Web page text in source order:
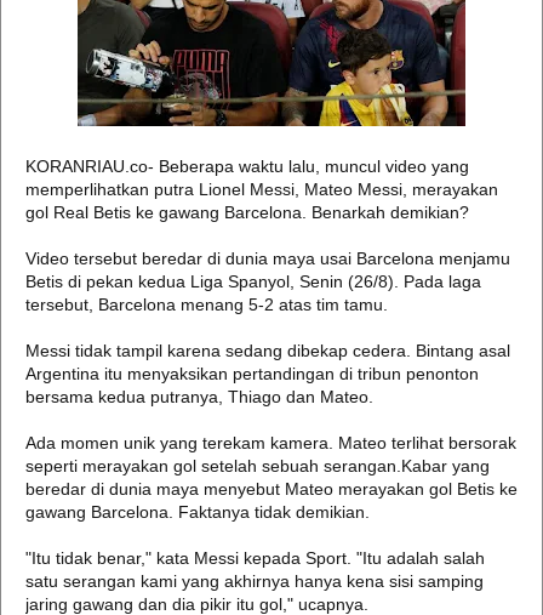
KORANRIAU.co- Beberapa waktu lalu, muncul video yang
memperlihatkan putra Lionel Messi, Mateo Messi, merayakan
gol Real Betis ke gawang Barcelona. Benarkah demikian?
Video tersebut beredar di dunia maya usai Barcelona menjamu
Betis di pekan kedua Liga Spanyol, Senin (26/8). Pada laga
tersebut, Barcelona menang 5-2 atas tim tamu.
Messi tidak tampil karena sedang dibekap cedera. Bintang asal
Argentina itu menyaksikan pertandingan di tribun penonton
bersama kedua putranya, Thiago dan Mateo.
Ada momen unik yang terekam kamera. Mateo terlihat bersorak
seperti merayakan gol setelah sebuah serangan.Kabar yang
beredar di dunia maya menyebut Mateo merayakan gol Betis ke
gawang Barcelona. Faktanya tidak demikian.
"Itu tidak benar," kata Messi kepada Sport. "Itu adalah salah
satu serangan kami yang akhirnya hanya kena sisi samping
jaring gawang dan dia pikir itu gol," ucapnya.